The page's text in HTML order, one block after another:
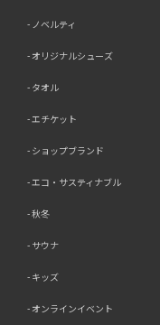
ノベルティ
オリジナルシューズ
タオル
エチケット
ショップブランド
エコ・サスティナブル
秋冬
サウナ
キッズ
オンラインイベント